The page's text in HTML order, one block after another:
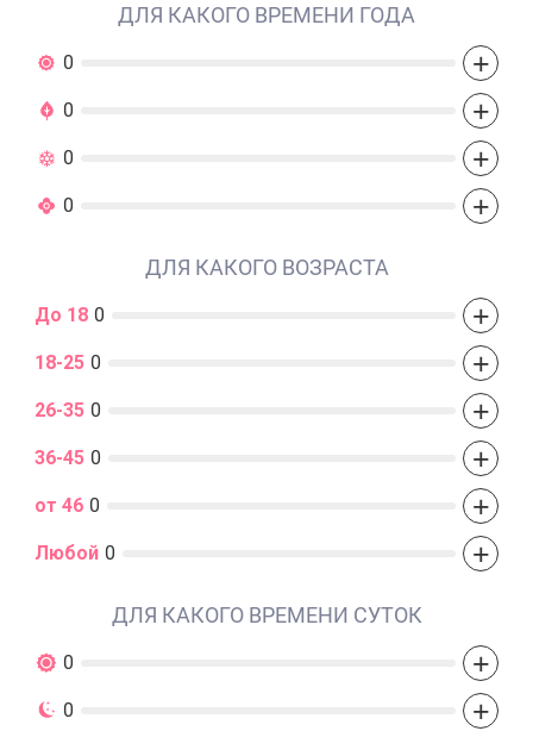
ДЛЯ КАКОГО ВРЕМЕНИ ГОДА
0 +
0 +
0 +
0 +
ДЛЯ КАКОГО ВОЗРАСТА
До 18 0 +
18-25 0 +
26-35 0 +
36-45 0 +
от 46 0 +
Любой 0 +
ДЛЯ КАКОГО ВРЕМЕНИ СУТОК
0 +
0 +